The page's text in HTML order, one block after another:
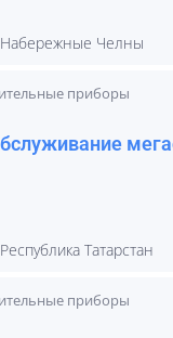
Набережные Челны
приборы
Республика Татарстан
приборы